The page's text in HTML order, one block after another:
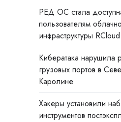
РЕД ОС стала
пользователям
инфраструктуры RCloud
Кибератака нарушила
грузовых портов в
Каролине
Хакеры установили
инструментов